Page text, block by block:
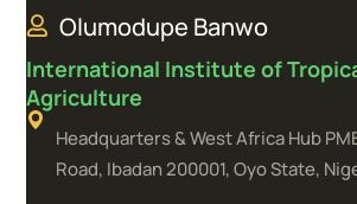
Olumodupe Banwo
International Institute of
Agriculture
Headquarters & West Africa Hub
Road, Ibadan 200001, Oyo State,